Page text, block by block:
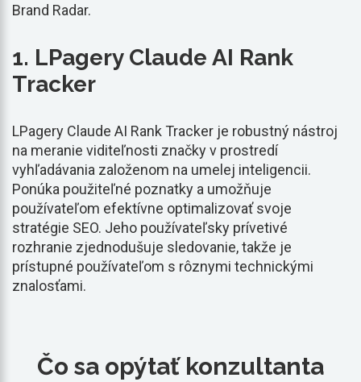
Brand Radar.
1. LPagery Claude AI Rank
Tracker
LPagery Claude AI Rank Tracker je robustný nástroj
na meranie viditeľnosti značky v prostredí
vyhľadávania založenom na umelej inteligencii.
Ponúka použiteľné poznatky a umožňuje
používateľom efektívne optimalizovať svoje
stratégie SEO. Jeho používateľsky prívetivé
rozhranie zjednodušuje sledovanie, takže je
prístupné používateľom s rôznymi technickými
znalosťami.
Čo sa opýtať konzultanta